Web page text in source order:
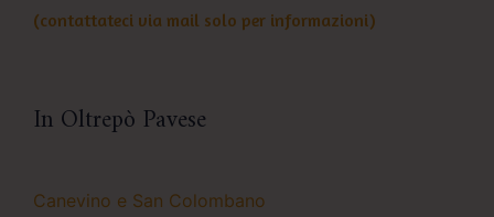
(contattateci via mail solo per informazioni)
In Oltrepò Pavese
Canevino e San Colombano